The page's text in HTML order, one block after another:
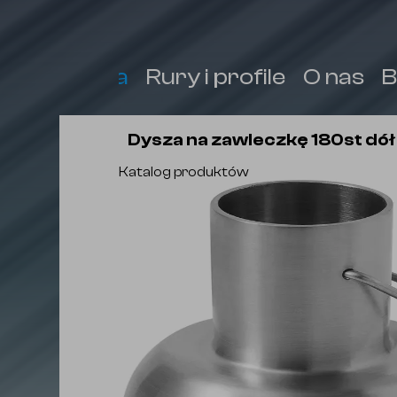
Armatura Rury i profile O nas
Dysza na zawleczkę 180st dół
Katalog produktów